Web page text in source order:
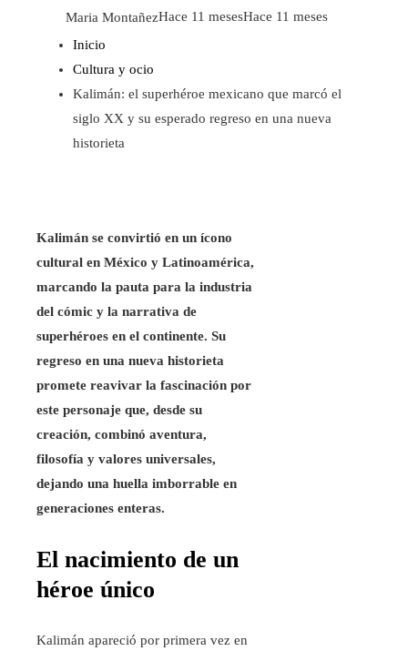
Maria MontañezHace 11 mesesHace 11 meses
Inicio
Cultura y ocio
Kalimán: el superhéroe mexicano que marcó el
siglo XX y su esperado regreso en una nueva
historieta
Kalimán se convirtió en un ícono
cultural en México y Latinoamérica,
marcando la pauta para la industria
del cómic y la narrativa de
superhéroes en el continente. Su
regreso en una nueva historieta
promete reavivar la fascinación por
este personaje que, desde su
creación, combinó aventura,
filosofía y valores universales,
dejando una huella imborrable en
generaciones enteras.
El nacimiento de un
héroe único
Kalimán apareció por primera vez en